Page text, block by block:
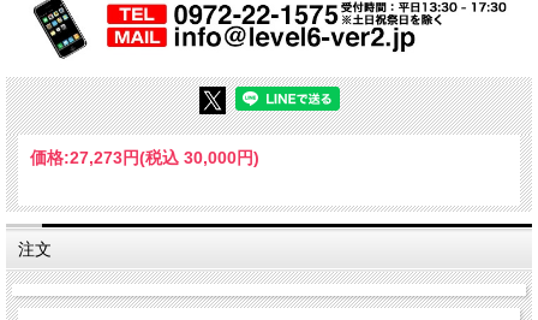
価格:27,273円(税込 30,000円)
注文